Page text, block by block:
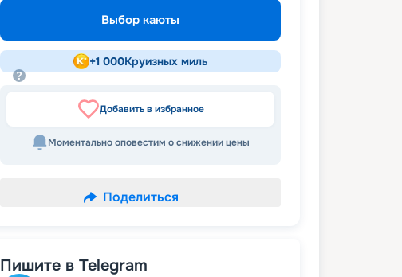
Выбор каюты
+1 000Круизных миль
Добавить в избранное
Моментально оповестим о снижении цены
Поделиться
Пишите в Telegram